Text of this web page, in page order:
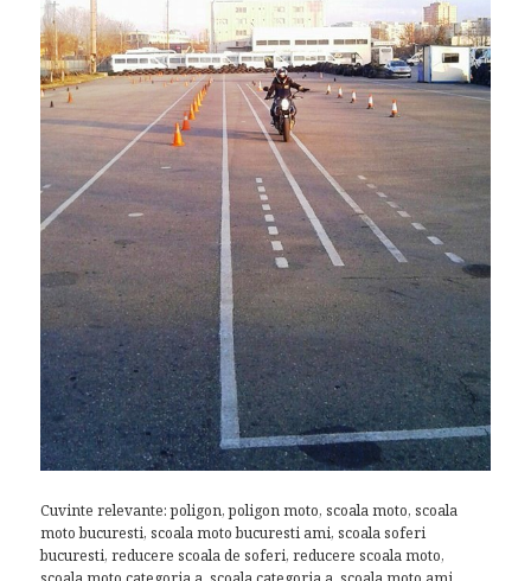
Cuvinte relevante: poligon, poligon moto, scoala moto, scoala
moto bucuresti, scoala moto bucuresti ami, scoala soferi
bucuresti, reducere scoala de soferi, reducere scoala moto,